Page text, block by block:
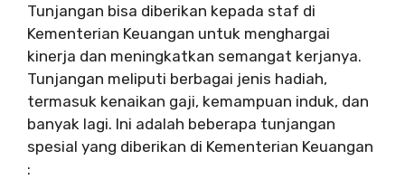
Tunjangan bisa diberikan kepada staf di
Kementerian Keuangan untuk menghargai
kinerja dan meningkatkan semangat kerjanya.
Tunjangan meliputi berbagai jenis hadiah,
termasuk kenaikan gaji, kemampuan induk, dan
banyak lagi. Ini adalah beberapa tunjangan
spesial yang diberikan di Kementerian Keuangan
: